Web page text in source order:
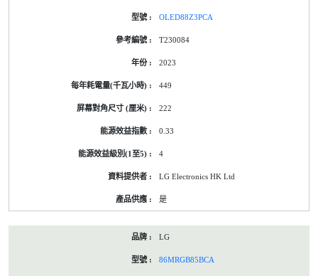
OLED88Z3PCA
T230084
2023
449
222
0.33
4
LG Electronics HK Ltd
是
LG
86MRGB85BCA